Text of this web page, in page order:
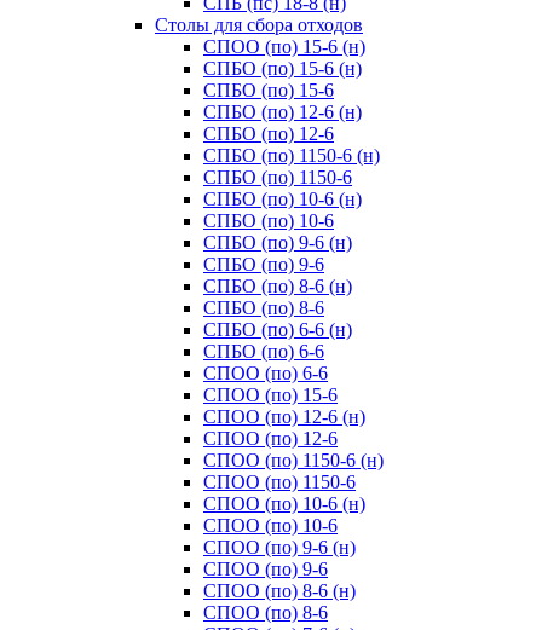
Cтолы для сбора отходов
СПОО (по) 15-6 (н)
СПБО (по) 15-6 (н)
СПБО (по) 15-6
СПБО (по) 12-6 (н)
СПБО (по) 12-6
СПБО (по) 1150-6 (н)
СПБО (по) 1150-6
СПБО (по) 10-6 (н)
СПБО (по) 10-6
СПБО (по) 9-6 (н)
СПБО (по) 9-6
СПБО (по) 8-6 (н)
СПБО (по) 8-6
СПБО (по) 6-6 (н)
СПБО (по) 6-6
СПОО (по) 6-6
СПОО (по) 15-6
СПОО (по) 12-6 (н)
СПОО (по) 12-6
СПОО (по) 1150-6 (н)
СПОО (по) 1150-6
СПОО (по) 10-6 (н)
СПОО (по) 10-6
СПОО (по) 9-6 (н)
СПОО (по) 9-6
СПОО (по) 8-6 (н)
СПОО (по) 8-6